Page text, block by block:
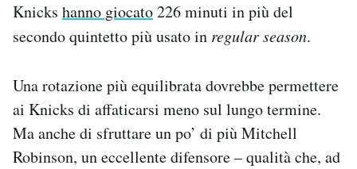
Knicks hanno giocato226 minuti in più del
secondo quintetto più usato in regular season.
Una rotazione più equilibrata dovrebbe permettere
ai Knicks di affaticarsi meno sul lungo termine.
Ma anche di sfruttare un po’ di più Mitchell
Robinson, un eccellente difensore – qualità che, ad